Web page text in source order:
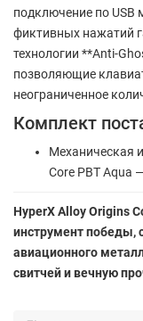
подключение по USB
фиктивных нажатий
технологии **Anti-
позволяющие
неограниченное
Комплект
Механическая
Core PBT Aqua
HyperX Alloy Origins
инструмент победы,
авиационного
свитчей и вечную